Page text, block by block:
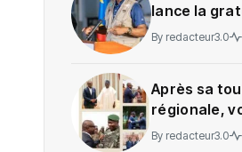
lance la
soins en
By redacteur3.0
Après sa
régionale,
message de
By redacteur3.0